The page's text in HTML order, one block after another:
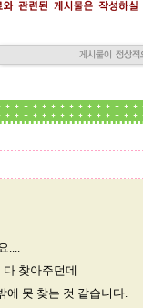
....
찾아주던데
에 못 찾는 것 같습니다.